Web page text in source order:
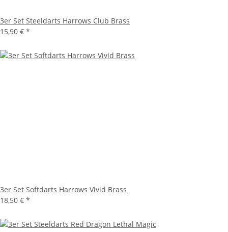
3er Set Steeldarts Harrows Club Brass
15,90 € *
3er Set Softdarts Harrows Vivid Brass
18,50 € *